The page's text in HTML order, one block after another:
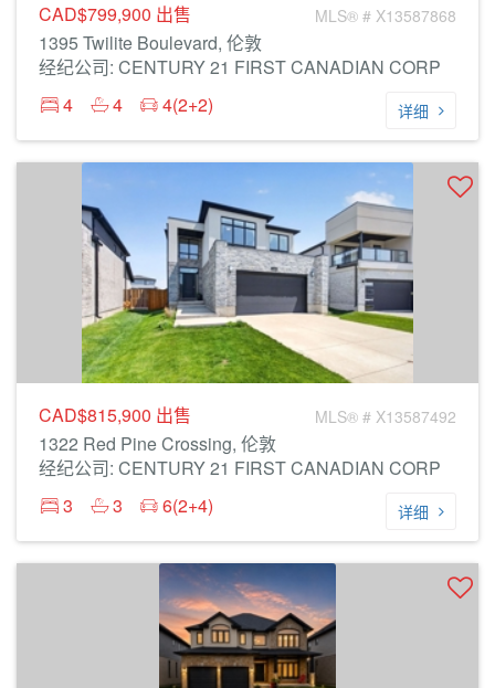
CAD$799,900 出售 MLS® # X13587868
1395 Twilite Boulevard, 伦敦
经纪公司: CENTURY 21 FIRST CANADIAN CORP
4
4 4(2+2) 详细
CAD$815,900 出售 MLS® # X13587492
1322 Red Pine Crossing, 伦敦
经纪公司: CENTURY 21 FIRST CANADIAN CORP
3
3 6(2+4) 详细